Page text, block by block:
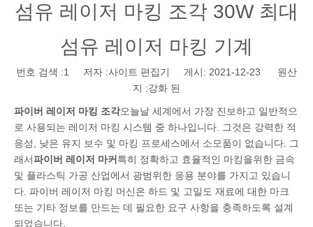
섬유 레이저 마킹 조각 30W 최대
섬유 레이저 마킹 기계
번호 검색 :1
저자 :사이트 편집기 게시: 2021-12-23 원산
지 :강화 된
파이버 레이저 마킹 조각오늘날 세계에서 가장 진보하고 일반적으
로 사용되는 레이저 마킹 시스템 중 하나입니다. 그것은 강력한 적
응성, 낮은 유지 보수 및 마킹 프로세스에서 소모품이 없습니다. 그
래서파이버 레이저 마커 특히 정확하고 효율적인 마킹을위한 금속
및 플라스틱 가공 산업에서 광범위한 응용 분야를 가지고 있습니
다. 파이버 레이저 마킹 머신은 하드 및 고밀도 재료에 대한 마크
또는 기타 정보를 만드는 데 필요한 요구 사항을 충족하도록 설계
되었습니다.